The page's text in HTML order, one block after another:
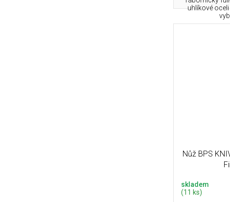
uhlíkové
Nůž BPS
skladem
(11 ks)